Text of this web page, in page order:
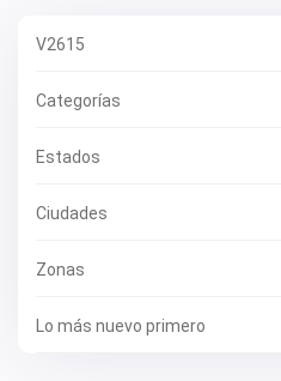
V2615
Categorías
Estados
Ciudades
Zonas
Lo más nuevo primero